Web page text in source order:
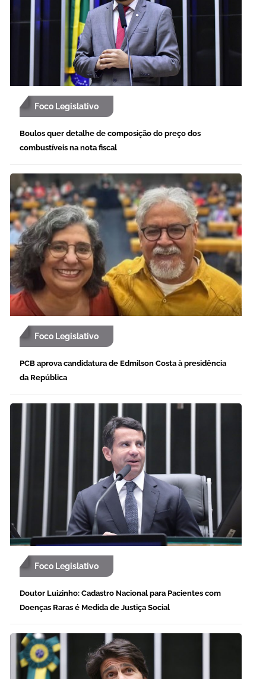
Foco Legislativo
Boulos quer detalhe de composição do preço dos
combustíveis na nota fiscal
Foco Legislativo
PCB aprova candidatura de Edmilson Costa à presidência
da República
Foco Legislativo
Doutor Luizinho: Cadastro Nacional para Pacientes com
Doenças Raras é Medida de Justiça Social